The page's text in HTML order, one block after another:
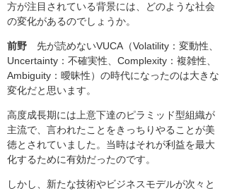
方が注目されている背景には、どのような社会
の変化があるのでしょうか。
前野 先が読めないVUCA（Volatility：変動性、
Uncertainty：不確実性、Complexity：複雑性、
Ambiguity：曖昧性）の時代になったのは大きな
変化だと思います。
高度成長期には上意下達のピラミッド型組織が
主流で、言われたことをきっちりやることが美
徳とされていました。当時はそれが利益を最大
化するために有効だったのです。
しかし、新たな技術やビジネスモデルが次々と